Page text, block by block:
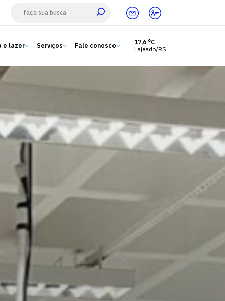
e lazer Serviços Fale conosco
17,6 °C
Lajeado/RS
Estude aqui
Pesquisa e Inovação
Cultura e lazer
Serviços
Fale conosco